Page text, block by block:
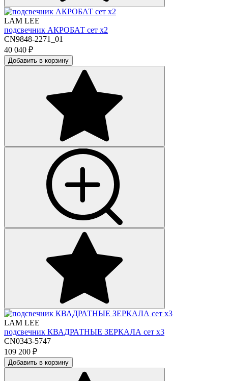
LAM LEE
подсвечник АКРОБАТ сет х2
CN9848-2271_01
40 040 ₽
Добавить в корзину
LAM LEE
подсвечник КВАДРАТНЫЕ ЗЕРКАЛА сет х3
CN0343-5747
109 200 ₽
Добавить в корзину